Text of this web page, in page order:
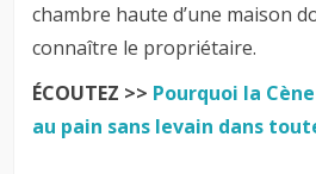
chambre haute d’une maison
connaître le propriétaire.
ÉCOUTEZ >> Pourquoi la
au pain sans levain dans